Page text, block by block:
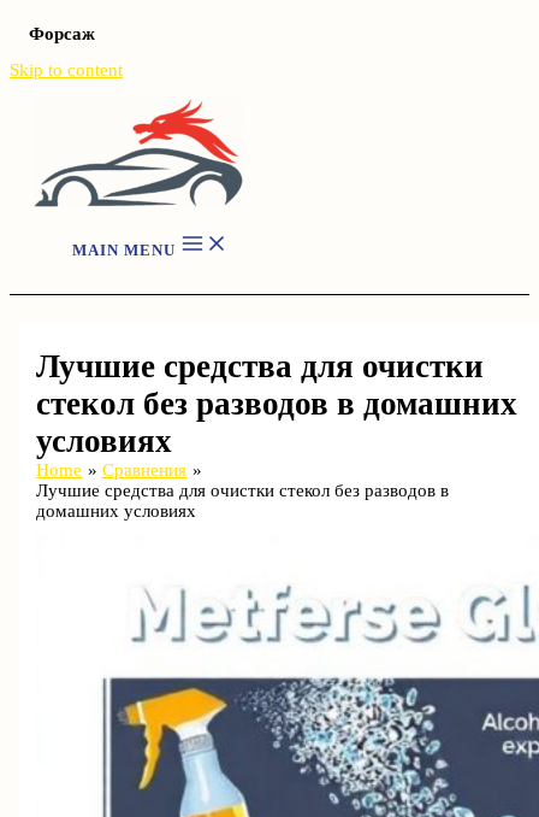
Форсаж
Skip to content
MAIN MENU
Лучшие средства для очистки
стекол без разводов в домашних
условиях
Home
Сравнения
Лучшие средства для очистки стекол без разводов в
домашних условиях